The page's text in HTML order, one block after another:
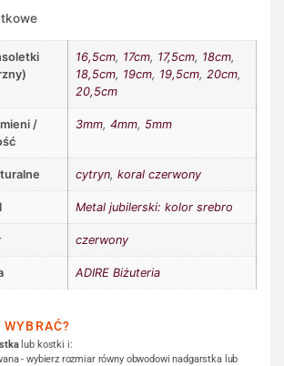
16,5cm, 17cm, 17,5cm, 18cm,
18,5cm, 19cm, 19,5cm, 20cm,
20,5cm
/
3mm, 4mm, 5mm
cytryn, koral czerwony
Metal jubilerski: kolor srebro
czerwony
ADIRE Biżuteria
lub kostki i:
- wybierz rozmiar równy obwodowi nadgarstka lub